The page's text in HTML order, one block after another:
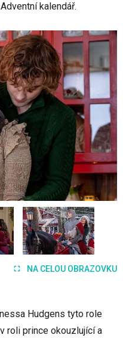
kalendář.
NA CELOU OBRAZOVKU
Hudgens tyto role
roli prince okouzlující a